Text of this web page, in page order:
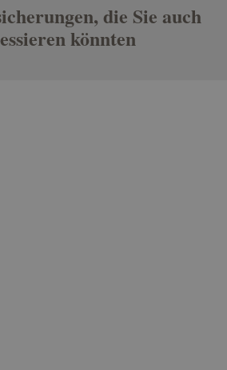
die Sie auch
könnten